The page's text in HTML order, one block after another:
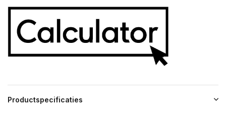
Productspecificaties